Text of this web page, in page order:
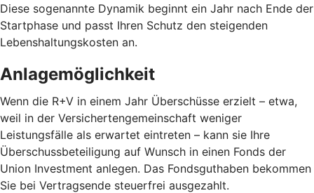
Diese sogenannte Dynamik beginnt ein Jahr nach Ende der
Startphase und passt Ihren Schutz den steigenden
Lebenshaltungskosten an.
Anlagemöglichkeit
Wenn die R+V in einem Jahr Überschüsse erzielt – etwa,
weil in der Versichertengemeinschaft weniger
Leistungsfälle als erwartet eintreten – kann sie Ihre
Überschussbeteiligung auf Wunsch in einen Fonds der
Union Investment anlegen. Das Fondsguthaben bekommen
Sie bei Vertragsende steuerfrei ausgezahlt.